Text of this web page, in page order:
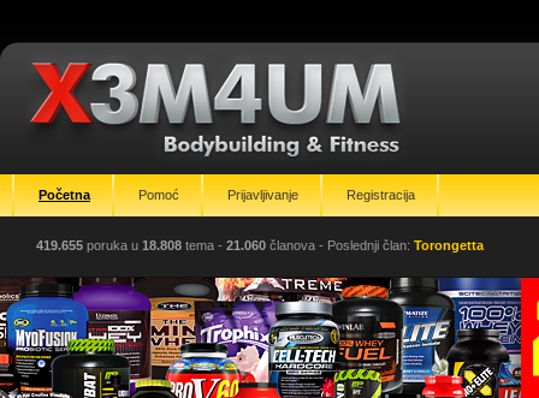
Početna Pomoć Prijavljivanje Registracija
419.655 poruka u 18.808 tema - 21.060 članova - Poslednji član: Torongetta